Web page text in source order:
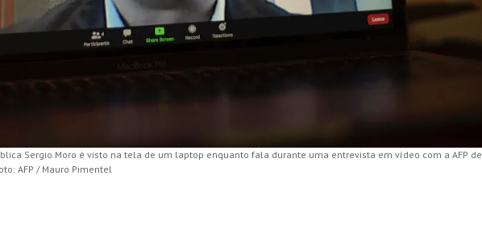
Sergio Moro é visto na tela de um laptop enquanto fala durante uma entrevista em vídeo com a AFP de
AFP / Mauro Pimentel